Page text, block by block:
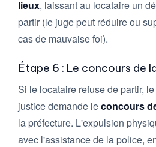
lieux, laissant au locataire un
partir (le juge peut réduire ou
cas de mauvaise foi).
Étape 6 : Le concours de
Si le locataire refuse de partir,
justice demande leconcours
la préfecture. L'expulsion
avec l'assistance de la police,